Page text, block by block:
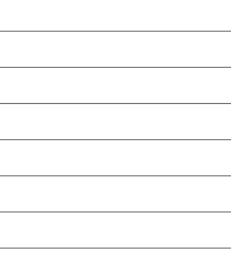
องชุบโครมี่ยม ไม่ขึ้นสนิม มาพร้
รถหมุนปากกรองออกมาล้างได้
โครเมี่ยม ทนทานเมื่อตกพื้น ต้าน
ป็นสเปรย์ตรง สายของสายฉีดทน
5 ปี
อง
อกจากท่อน้ำก่อนติดตั้งสินค้า โด
กจะเข้าไปภายในสินค้าและสร้าง
รใช้งานปกติ เช่นไม่ทำตก ไม่งัดห
ดๆแล้วเช็ดให้แห้ง
อาด เนื่องจากผิวของสินค้าจะเสีย
ามสะอาด ขัดหรือถู บนตัวสินค้า ซึ่